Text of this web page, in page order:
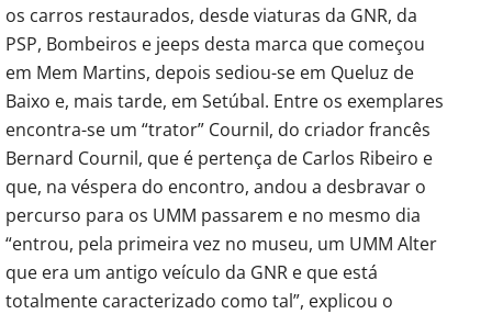
os carros restaurados, desde viaturas da GNR, da
PSP, Bombeiros e jeeps desta marca que começou
em Mem Martins, depois sediou-se em Queluz de
Baixo e, mais tarde, em Setúbal. Entre os exemplares
encontra-se um “trator” Cournil, do criador francês
Bernard Cournil, que é pertença de Carlos Ribeiro e
que, na véspera do encontro, andou a desbravar o
percurso para os UMM passarem e no mesmo dia
“entrou, pela primeira vez no museu, um UMM Alter
que era um antigo veículo da GNR e que está
totalmente caracterizado como tal”, explicou o